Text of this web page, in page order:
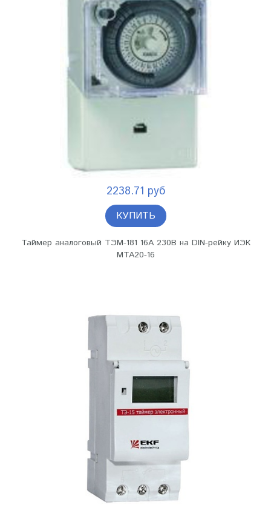
2238.71 руб
КУПИТЬ
Таймер аналоговый ТЭМ-181 16А 230В на DIN-рейку ИЭК
MTA20-16